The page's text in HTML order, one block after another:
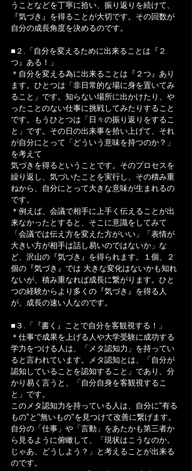
うことなどを丁寧に拾い、振り返りを続けて、
『気づき』を得ることが大切です。その回数が
自分の成長角度を決めるのです。
■２.「自分を変えるために出来ることは『２
つ』ある！」
＊自分を変える為に出来ることは『２つ』あり
ます。ひとつは「非日常的な場に身を置いてみ
ること」です。知らない場所に出かけたり、や
ったことのない仕事に挑戦してみたりすること
です。もうひとつは「日々の振り返りをするこ
と」です。その日の出来事を拾い上げて、それ
が自分にとって「どういう意味を持つのか？」
を考えて
気づきを得るということです。そのプロセスを
繰り返し、気づいたことを実行し、その積み重
ねから、自分にとって大きな意味が生まれるの
です。
＊例えば、会議で相手に上手く伝えることが出
来なかったとすると、そこに意識をしてみて
「会議では伝え方を変えた方がいい」「表情が
大きい方が相手は話し易いのではないか」な
ど、沢山の『気づき』を得られます。１個、２
個の『気づき』では 大きな変化はないかも知れ
ないが、積み重なれば成長に繋がります。ひと
つの経験からより多くの『気づき』を得る人
が、成長の速い人なのです。
■３.「『書く』ことで自分を客観視する！」
＊仕事で成果を上げる人や大学受験に成功する
学力をつける人は、「メタ認知力」を持ってい
ると言われています。メタ認知とは、「自分が
認知していることを認知すること」であり、分
かり易く言うと、「自分自身を客観視するこ
と」です。
このメタ認知力を持っている人は、自分に"有る
もの"と"無いもの"を見つけて改善に繋げます。
自分の「仕事」や「言動」をあたかも第三者か
ら見るように俯瞰して、「現状はこうなのか。
じゃあ、どうしよう？」と考えることが出来る
のです。